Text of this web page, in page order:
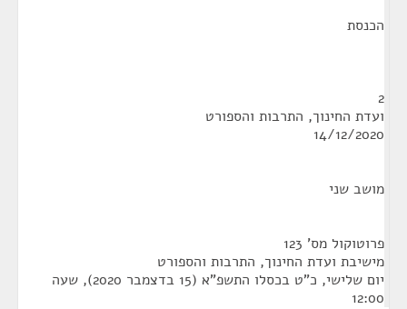
הכנסת
2
ועדת החינוך, התרבות והספורט
14/12/2020
מושב שני
פרוטוקול מס' 123
מישיבת ועדת החינוך, התרבות והספורט
יום שלישי, כ"ט בכסלו התשפ"א (15 בדצמבר 2020), שעה
12:00